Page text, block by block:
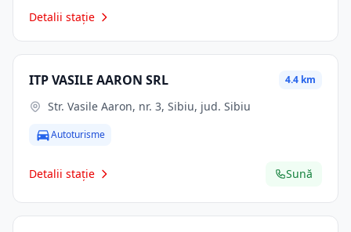
Detalii stație
ITP VASILE AARON SRL 4.4 km
Str. Vasile Aaron, nr. 3, Sibiu, jud. Sibiu
Autoturisme
Detalii stație Sună